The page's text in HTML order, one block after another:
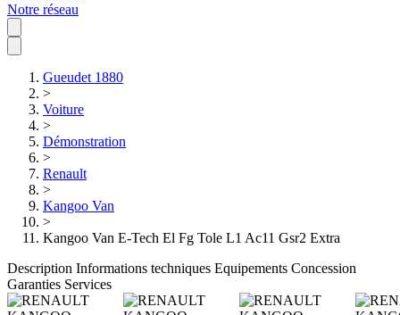
Notre réseau
Gueudet 1880
>
Voiture
>
Démonstration
>
Renault
>
Kangoo Van
>
Kangoo Van E-Tech El Fg Tole L1 Ac11 Gsr2 Extra
Description Informations techniques Equipements Concession
Garanties Services